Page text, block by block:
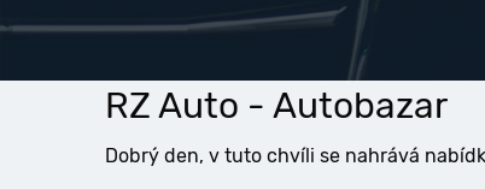
RZ Auto - Autobazar
Dobrý den, v tuto chvíli se nahrává